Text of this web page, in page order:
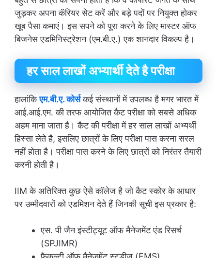
जुड़कर अपना कॅरियर सेट करें और बड़े पदों पर नियुक्त होकर
खूब पैसा कमाएं। इस सपने को पूरा करने के लिए मास्टर ऑफ
बिजनेस एडमिनिस्ट्रेशन (एम.बी.ए.) एक शानदार विकल्प है।
हर साल लाखों अभ्यार्थी देते है परीक्षा
हालांकिएम.बी.ए. कोर्सकई संस्थानों में उपलब्ध है मगर भारत में
आई.आई.एम. की तरफ आयोजित कैट परीक्षा को सबसे अधिक
अहम माना जाता है। कैट की परीक्षा में हर साल लाखों अभ्यर्थी
हिस्सा लेते है, इसलिए छात्रों के लिए परीक्षा पास करना सरल
नहीं होता है। परीक्षा पास करने के लिए छात्रों को निरंतर तैयारी
करनी होती है।
IIM के अतिरिक्त कुछ ऐसे कॉलेज है जो कैट स्कोर के आधार
पर उम्मीदवारों को एडमिशन देते हैं जिनकी सूची इस प्रकार है:
एस. पी जैन इंस्टीट्यूट ऑफ मैनेजमेंट एंड रिसर्च
(SPJIMR)